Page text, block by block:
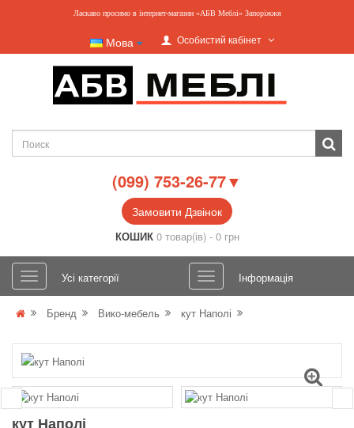
Ласкаво просимо в інтернет-магазин «АБВ Меблі» Запоріжжя
Мова Особистий кабінет
(099) 753-26-77▼
Замовити Дзвінок
КОШИК 0 товар(ів) - 0 грн
Усі категорії Інформація
Бренд Вико-мебель кут Наполі
кут Наполі